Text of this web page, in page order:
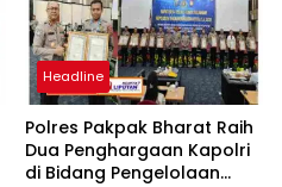
Headline
Polres Pakpak Bharat Raih
Dua Penghargaan Kapolri
di Bidang Pengelolaan